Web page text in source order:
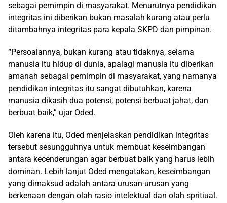
sebagai pemimpin di masyarakat. Menurutnya pendidikan
integritas ini diberikan bukan masalah kurang atau perlu
ditambahnya integritas para kepala SKPD dan pimpinan.
“Persoalannya, bukan kurang atau tidaknya, selama
manusia itu hidup di dunia, apalagi manusia itu diberikan
amanah sebagai pemimpin di masyarakat, yang namanya
pendidikan integritas itu sangat dibutuhkan, karena
manusia dikasih dua potensi, potensi berbuat jahat, dan
berbuat baik,” ujar Oded.
Oleh karena itu, Oded menjelaskan pendidikan integritas
tersebut sesungguhnya untuk membuat keseimbangan
antara kecenderungan agar berbuat baik yang harus lebih
dominan. Lebih lanjut Oded mengatakan, keseimbangan
yang dimaksud adalah antara urusan-urusan yang
berkenaan dengan olah rasio intelektual dan olah spritiual.